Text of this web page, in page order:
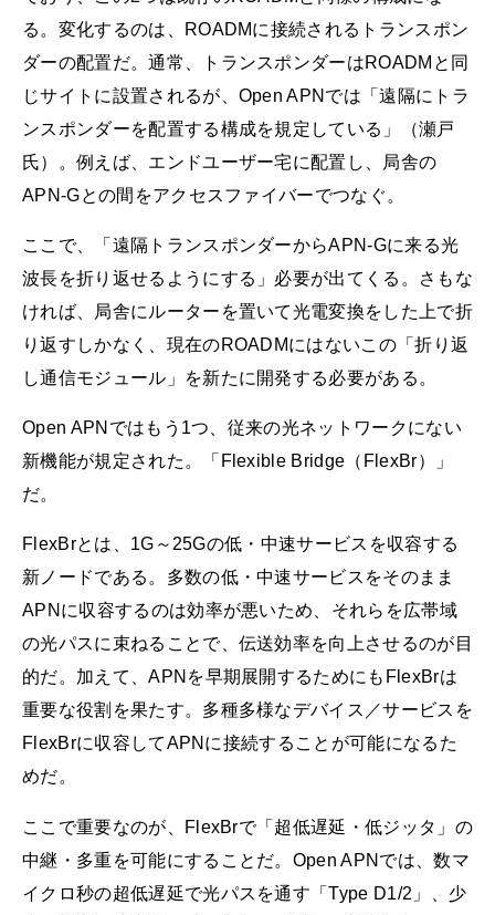
る。変化するのは、ROADMに接続されるトランスポン
ダーの配置だ。通常、トランスポンダーはROADMと同
じサイトに設置されるが、Open APNでは「遠隔にトラ
ンスポンダーを配置する構成を規定している」（瀬戸
氏）。例えば、エンドユーザー宅に配置し、局舎の
APN-Gとの間をアクセスファイバーでつなぐ。
ここで、「遠隔トランスポンダーからAPN-Gに来る光
波長を折り返せるようにする」必要が出てくる。さもな
ければ、局舎にルーターを置いて光電変換をした上で折
り返すしかなく、現在のROADMにはないこの「折り返
し通信モジュール」を新たに開発する必要がある。
Open APNではもう1つ、従来の光ネットワークにない
新機能が規定された。「Flexible Bridge（FlexBr）」
だ。
FlexBrとは、1G～25Gの低・中速サービスを収容する
新ノードである。多数の低・中速サービスをそのまま
APNに収容するのは効率が悪いため、それらを広帯域
の光パスに束ねることで、伝送効率を向上させるのが目
的だ。加えて、APNを早期展開するためにもFlexBrは
重要な役割を果たす。多種多様なデバイス／サービスを
FlexBrに収容してAPNに接続することが可能になるた
めだ。
ここで重要なのが、FlexBrで「超低遅延・低ジッタ」の
中継・多重を可能にすることだ。Open APNでは、数マ
イクロ秒の超低遅延で光パスを通す「Type D1/2」、少